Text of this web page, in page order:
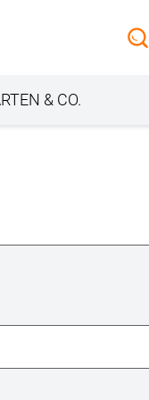
& CO.